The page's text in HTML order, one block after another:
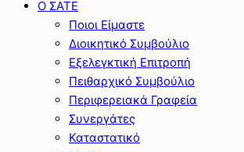
Ο ΣΑΤΕ
Ποιοι Είμαστε
Διοικητικό Συμβούλιο
Εξελεγκτική Επιτροπή
Πειθαρχικό Συμβούλιο
Περιφερειακά Γραφεία
Συνεργάτες
Καταστατικό